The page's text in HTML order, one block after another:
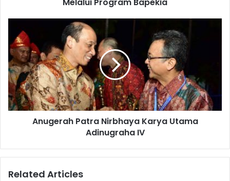
Patra
Nirbhaya
Karya
Utama
Adinugraha
IV
Anugerah Patra Nirbhaya Karya Utama
Adinugraha IV
Related Articles